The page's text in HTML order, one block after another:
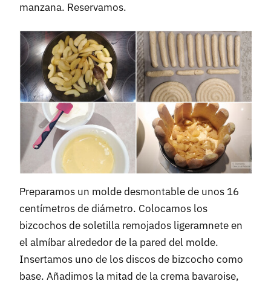
manzana. Reservamos.
Preparamos un molde desmontable de unos 16
centímetros de diámetro. Colocamos los
bizcochos de soletilla remojados ligeramnete en
el almíbar alrededor de la pared del molde.
Insertamos uno de los discos de bizcocho como
base. Añadimos la mitad de la crema bavaroise,